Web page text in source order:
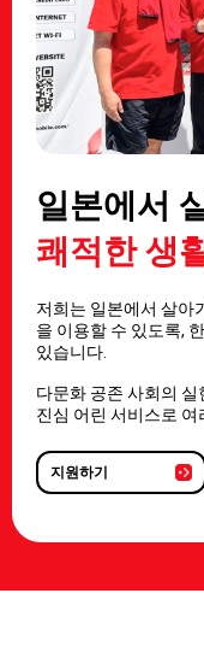
일본에서
쾌적한 생
저희는 일본에서 살아
을 이용할 수 있도록,
있습니다.
다문화 공존 사회의
진심 어린 서비스로
지원하기